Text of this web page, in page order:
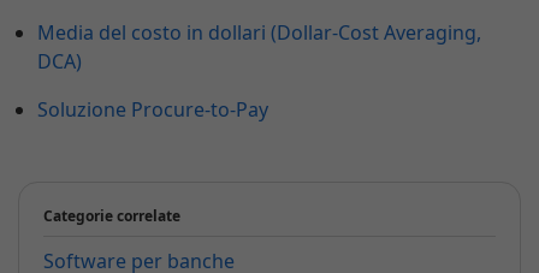
Media del costo in dollari (Dollar-Cost Averaging,
DCA)
Soluzione Procure-to-Pay
Categorie correlate
Software per banche